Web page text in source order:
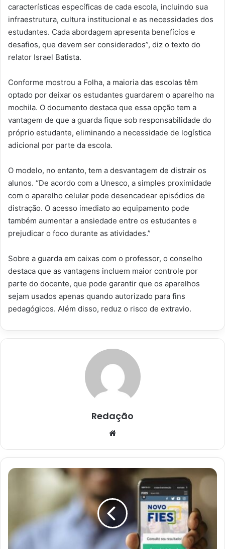
características específicas de cada escola, incluindo sua
infraestrutura, cultura institucional e as necessidades dos
estudantes. Cada abordagem apresenta benefícios e
desafios, que devem ser considerados”, diz o texto do
relator Israel Batista.
Conforme mostrou a Folha, a maioria das escolas têm
optado por deixar os estudantes guardarem o aparelho na
mochila. O documento destaca que essa opção tem a
vantagem de que a guarda fique sob responsabilidade do
próprio estudante, eliminando a necessidade de logística
adicional por parte da escola.
O modelo, no entanto, tem a desvantagem de distrair os
alunos. “De acordo com a Unesco, a simples proximidade
com o aparelho celular pode desencadear episódios de
distração. O acesso imediato ao equipamento pode
também aumentar a ansiedade entre os estudantes e
prejudicar o foco durante as atividades.”
Sobre a guarda em caixas com o professor, o conselho
destaca que as vantagens incluem maior controle por
parte do docente, que pode garantir que os aparelhos
sejam usados apenas quando autorizado para fins
pedagógicos. Além disso, reduz o risco de extravio.
Redação
Estudantes
devem
completar